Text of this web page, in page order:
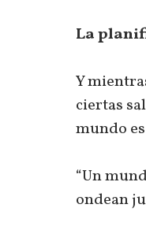
La
Y
ciertas
mundo
“Un
ondean